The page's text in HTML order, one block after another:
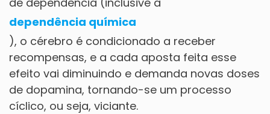
dependência química
), o cérebro é condicionado a receber
recompensas, e a cada aposta feita esse
efeito vai diminuindo e demanda novas doses
de dopamina, tornando-se um processo
cíclico, ou seja, viciante.